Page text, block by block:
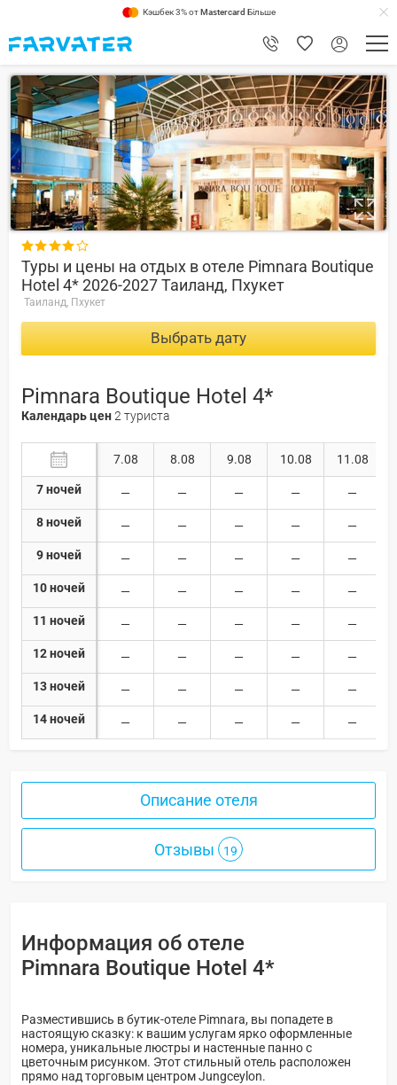
Кэшбек 3% отMastercard Більше
7.4

Туры и цены на отдых в отеле Pimnara Boutique
Hotel 4* 2026-2027 Таиланд, Пхукет
Таиланд, Пхукет
Выбрать дату
Pimnara Boutique Hotel 4*
Календарь цен2 туриста
7 ночей
8 ночей
9 ночей
10 ночей
11 ночей
12 ночей
13 ночей
14 ночей
7.08 8.08 9.08 10.08 11.08
Описание отеля
Отзывы 19
Информация об отеле
Pimnara Boutique Hotel 4*
Разместившись в бутик-отеле Pimnara, вы попадете в
настоящую сказку: к вашим услугам ярко оформленные
номера, уникальные люстры и настенные панно с
цветочным рисунком. Этот стильный отель расположен
прямо над торговым центром Jungceylon.